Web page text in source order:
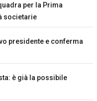
per la Prima
societarie
presidente e conferma
è già la possibile